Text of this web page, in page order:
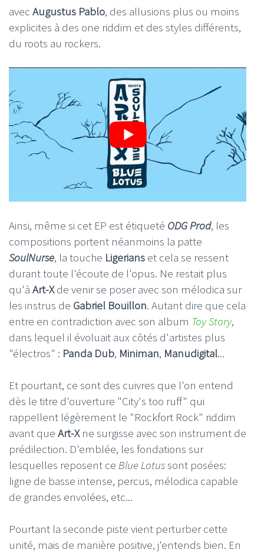
avec Augustus Pablo, des allusions plus ou moins
explicites à des one riddim et des styles différents,
du roots au rockers.
Ainsi, même si cet EP est étiqueté ODG Prod, les
compositions portent néanmoins la patte
SoulNurse, la touche Ligerians et cela se ressent
durant toute l'écoute de l'opus. Ne restait plus
qu'à Art-Xde venir se poser avec son mélodica sur
les instrus de Gabriel Bouillon. Autant dire que cela
entre en contradiction avec son album Toy Story,
dans lequel il évoluait aux côtés d'artistes plus
"électros" : Panda Dub, Miniman, Manudigital...
Et pourtant, ce sont des cuivres que l'on entend
dès le titre d'ouverture "City's too ruff" qui
rappellent légèrement le "Rockfort Rock" riddim
avant que Art-Xne surgisse avec son instrument de
prédilection. D'emblée, les fondations sur
lesquelles reposent ce Blue Lotussont posées:
ligne de basse intense, percus, mélodica capable
de grandes envolées, etc...
Pourtant la seconde piste vient perturber cette
unité, mais de manière positive, j'entends bien. En